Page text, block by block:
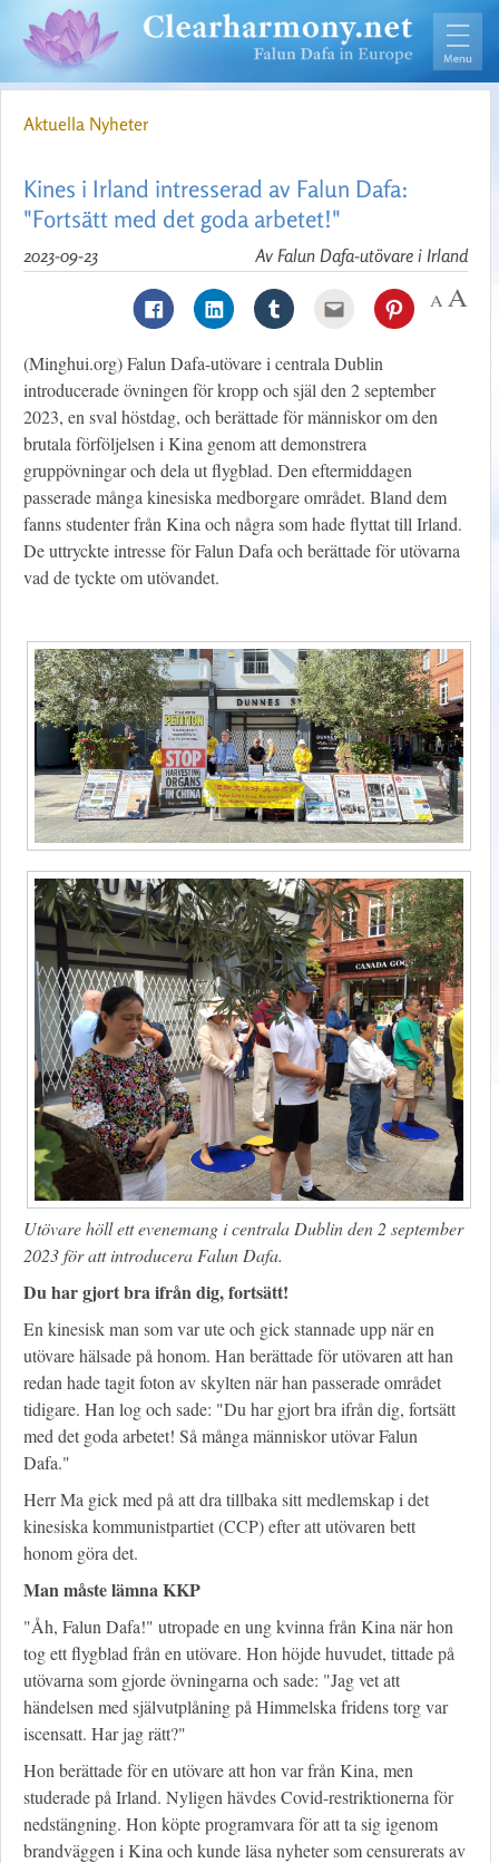
Aktuella Nyheter
Kines i Irland intresserad av Falun Dafa:
"Fortsätt med det goda arbetet!"
Av Falun Dafa-utövare i Irland
2023-09-23
(Minghui.org) Falun Dafa-utövare i centrala Dublin
introducerade övningen för kropp och själ den 2 september
2023, en sval höstdag, och berättade för människor om den
brutala förföljelsen i Kina genom att demonstrera
gruppövningar och dela ut flygblad. Den eftermiddagen
passerade många kinesiska medborgare området. Bland dem
fanns studenter från Kina och några som hade flyttat till Irland.
De uttryckte intresse för Falun Dafa och berättade för utövarna
vad de tyckte om utövandet.
Utövare höll ett evenemang i centrala Dublin den 2 september
2023 för att introducera Falun Dafa.
Du har gjort bra ifrån dig, fortsätt!
En kinesisk man som var ute och gick stannade upp när en
utövare hälsade på honom. Han berättade för utövaren att han
redan hade tagit foton av skylten när han passerade området
tidigare. Han log och sade: "Du har gjort bra ifrån dig, fortsätt
med det goda arbetet! Så många människor utövar Falun
Dafa."
Herr Ma gick med på att dra tillbaka sitt medlemskap i det
kinesiska kommunistpartiet (CCP) efter att utövaren bett
honom göra det.
Man måste lämna KKP
"Åh, Falun Dafa!" utropade en ung kvinna från Kina när hon
tog ett flygblad från en utövare. Hon höjde huvudet, tittade på
utövarna som gjorde övningarna och sade: "Jag vet att
händelsen med självutplåning på Himmelska fridens torg var
iscensatt. Har jag rätt?"
Hon berättade för en utövare att hon var från Kina, men
studerade på Irland. Nyligen hävdes Covid-restriktionerna för
nedstängning. Hon köpte programvara för att ta sig igenom
brandväggen i Kina och kunde läsa nyheter som censurerats av